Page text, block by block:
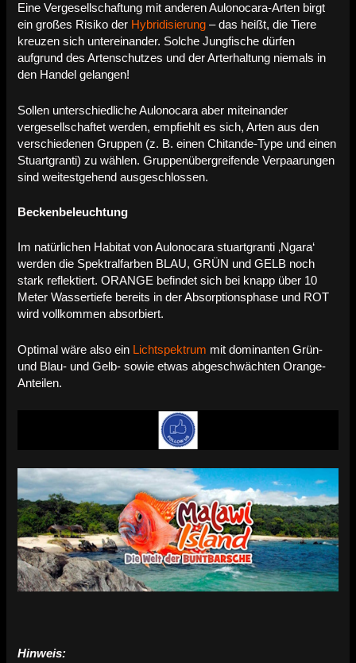
Eine Vergesellschaftung mit anderen Aulonocara-Arten birgt
ein großes Risiko der Hybridisierung – das heißt, die Tiere
kreuzen sich untereinander. Solche Jungfische dürfen
aufgrund des Artenschutzes und der Arterhaltung niemals in
den Handel gelangen!
Sollen unterschiedliche Aulonocara aber miteinander
vergesellschaftet werden, empfiehlt es sich, Arten aus den
verschiedenen Gruppen (z. B. einen Chitande-Type und einen
Stuartgranti) zu wählen. Gruppenübergreifende Verpaarungen
sind weitestgehend ausgeschlossen.
Beckenbeleuchtung
Im natürlichen Habitat von Aulonocara stuartgranti ‚Ngara‘
werden die Spektralfarben BLAU, GRÜN und GELB noch
stark reflektiert. ORANGE befindet sich bei knapp über 10
Meter Wassertiefe bereits in der Absorptionsphase und ROT
wird vollkommen absorbiert.
Optimal wäre also ein Lichtspektrum mit dominanten Grün-
und Blau- und Gelb- sowie etwas abgeschwächten Orange-
Anteilen.
Hinweis: